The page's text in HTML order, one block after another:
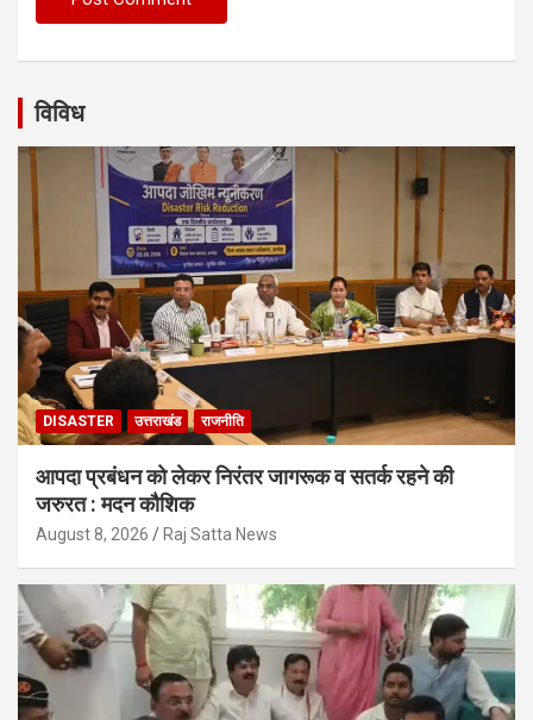
विविध
DISASTER उत्तराखंड राजनीति
आपदा प्रबंधन को लेकर निरंतर जागरूक व सतर्क रहने की
जरुरत : मदन कौशिक
August 8, 2026 Raj Satta News